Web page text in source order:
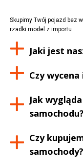
Skupimy Twój pojazd bez
rzadki model z importu.
Jaki jest
Czy
Jak
samochodu?
Czy
samochody?